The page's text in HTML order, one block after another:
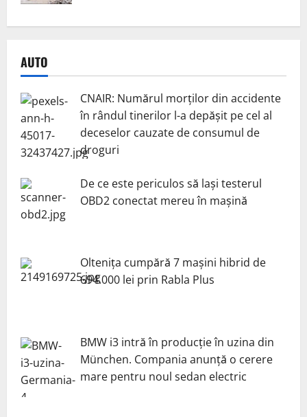
AUTO
CNAIR: Numărul morților din accidente
în rândul tinerilor l-a depășit pe cel al
deceselor cauzate de consumul de
droguri
De ce este periculos să lași testerul
OBD2 conectat mereu în mașină
Oltenița cumpără 7 mașini hibrid de
694.000 lei prin Rabla Plus
BMW i3 intră în producție în uzina din
München. Compania anunță o cerere
mare pentru noul sedan electric